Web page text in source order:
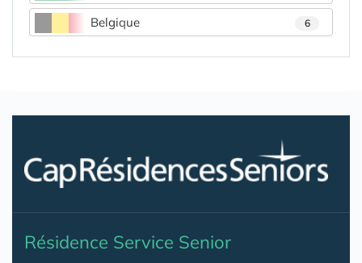
Belgique 6
Résidence Service Senior